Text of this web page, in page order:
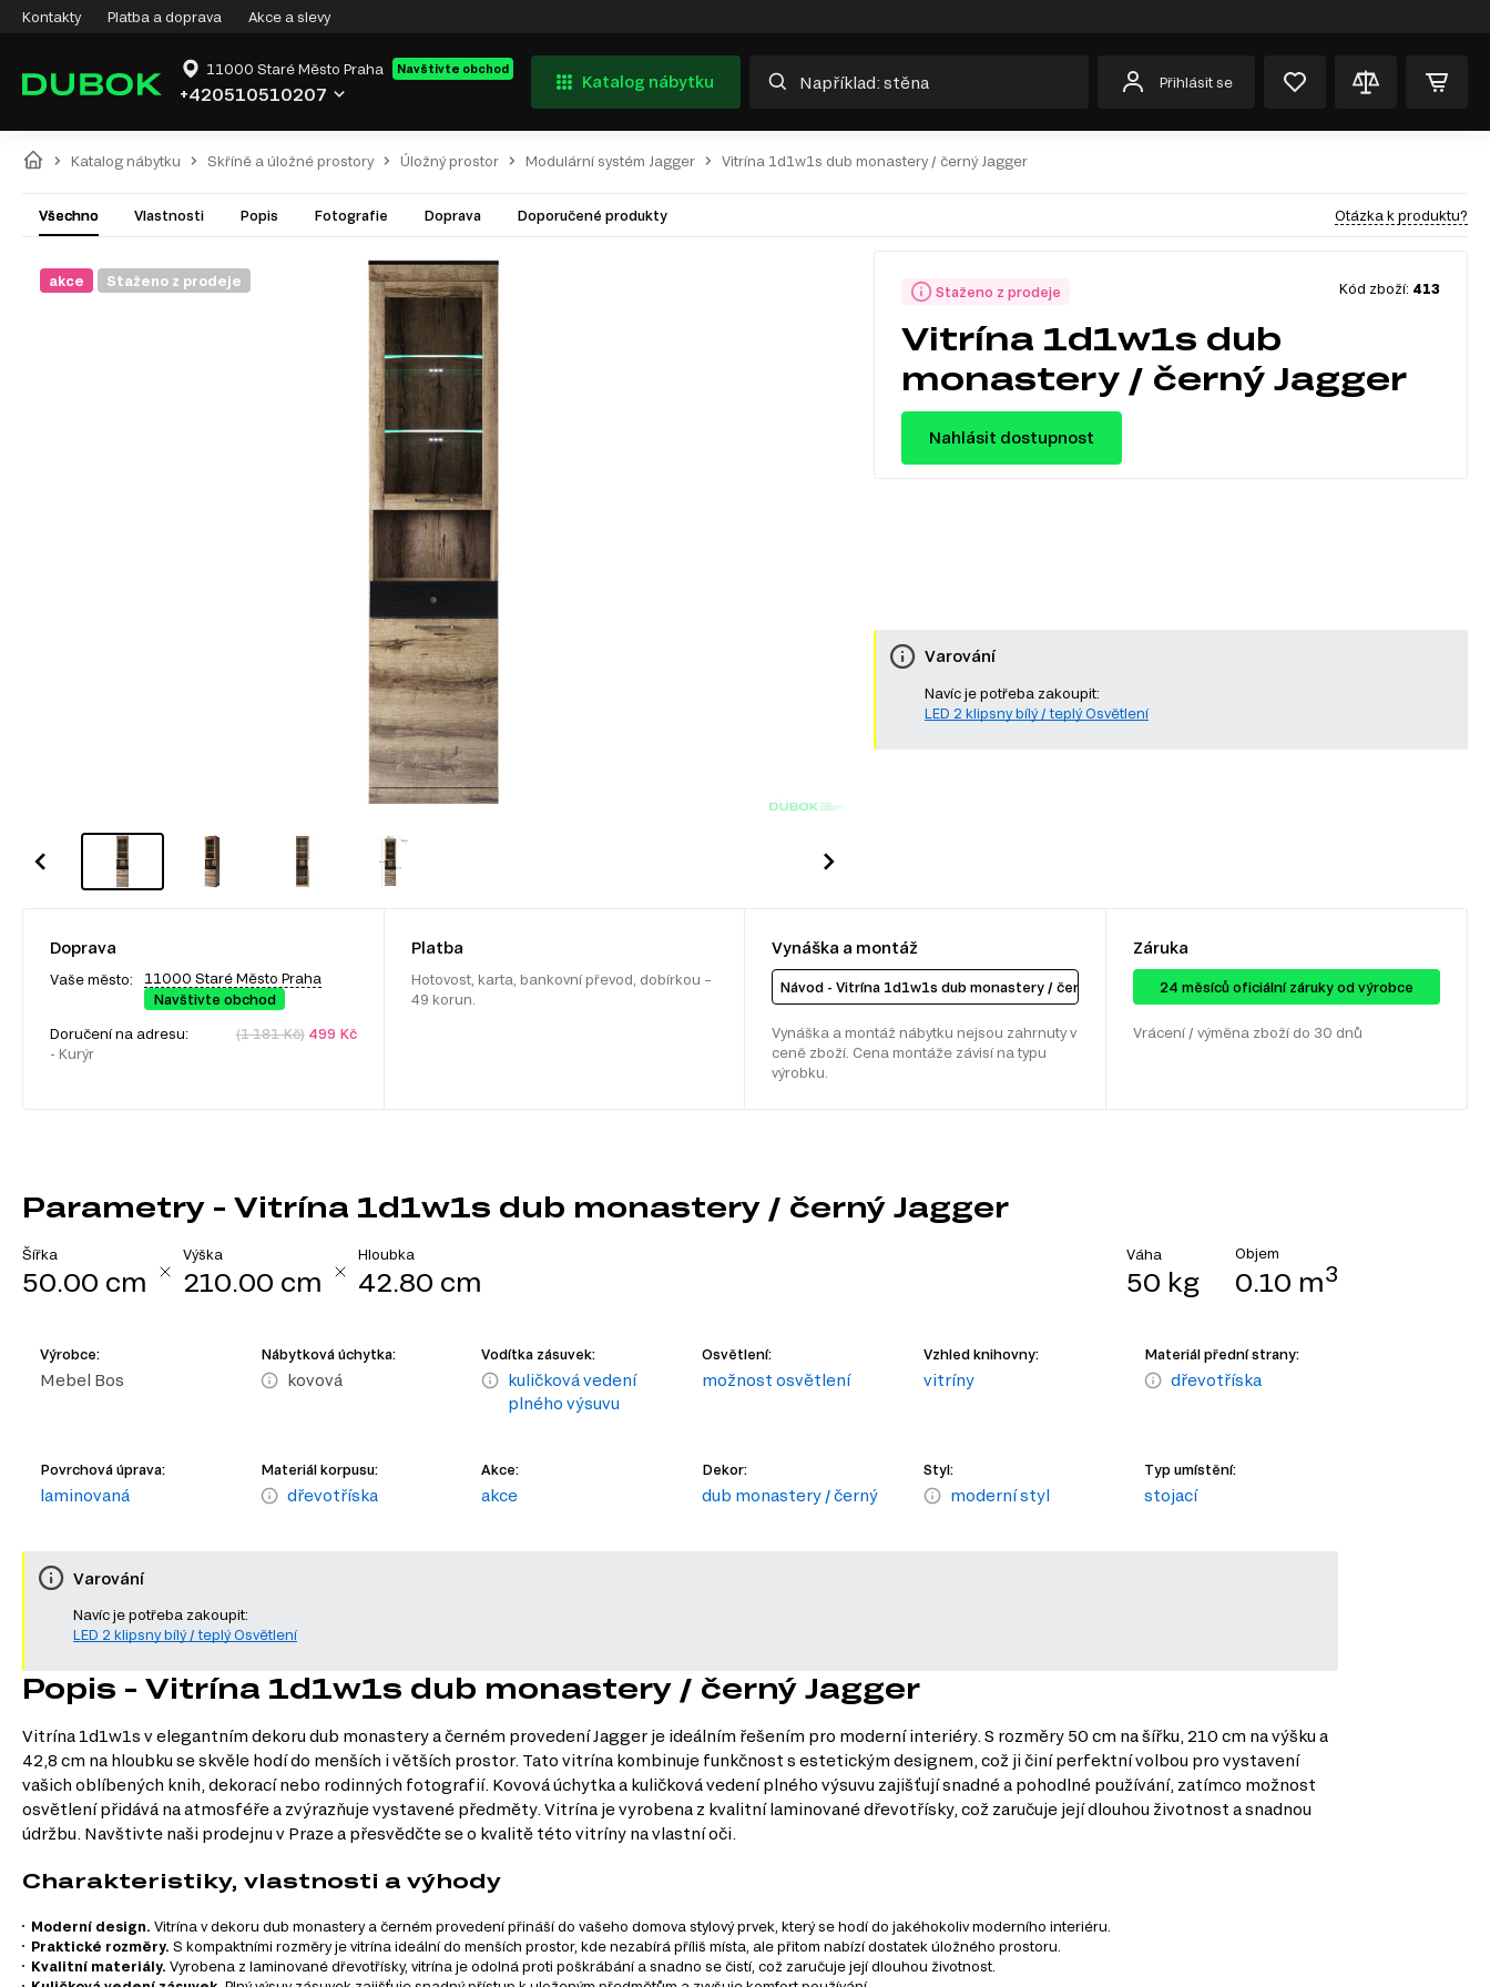
Kontakty Platba a doprava Akce a slevy
11000 Staré Město Praha Navštivte obchod
+420510510207
Katalog nábytku Přihlásit se
Katalog nábytku Skříně a úložné prostory Úložný prostor Modulární systém Jagger Vitrína 1d1w1s dub monastery / černý Jagger
Všechno Vlastnosti Popis Fotografie Doprava Doporučené produkty Otázka k produktu?
akce Staženo z prodeje
Staženo z prodeje Kód zboží: 413
Vitrína 1d1w1s dub
monastery / černý Jagger
Nahlásit dostupnost
Varování
Navíc je potřeba zakoupit:
LED 2 klipsny bílý / teplý Osvětlení
Doprava
Vaše město:
11000 Staré Město Praha
Navštivte obchod
Doručení na adresu:
- Kurýr
(1 181 Kč)499 Kč
Platba
Hotovost, karta, bankovní převod, dobírkou –
49 korun.
Vynáška a montáž
Návod - Vitrína 1d1w1s dub monastery / černý
Vynáška a montáž nábytku nejsou zahrnuty v
ceně zboží. Cena montáže závisí na typu
výrobku.
Záruka
24 ​​​​měsíců oficiální záruky od výrobce
Vrácení / výměna zboží do 30 dnů
Parametry - Vitrína 1d1w1s dub monastery / černý Jagger
Šířka
50.00 cm
Výška
210.00 cm
Hloubka
42.80 cm
Váha
50 kg
Objem
0.10 m3
Výrobce:
Mebel Bos
Nábytková úchytka:
kovová
Vodítka zásuvek:
kuličková vedení
plného výsuvu
Osvětlení:
možnost osvětlení
Vzhled knihovny:
vitríny
Materiál přední strany:
dřevotříska
Povrchová úprava:
laminovaná
Materiál korpusu:
dřevotříska
Akce:
akce
Dekor:
dub monastery / černý
Styl:
moderní styl
Typ umístění:
stojací
Varování
Navíc je potřeba zakoupit:
LED 2 klipsny bílý / teplý Osvětlení
Popis - Vitrína 1d1w1s dub monastery / černý Jagger
Vitrína 1d1w1s v elegantním dekoru dub monastery a černém provedení Jagger je ideálním řešením pro moderní interiéry. S rozměry 50 cm na šířku, 210 cm na výšku a
42,8 cm na hloubku se skvěle hodí do menších i větších prostor. Tato vitrína kombinuje funkčnost s estetickým designem, což ji činí perfektní volbou pro vystavení
vašich oblíbených knih, dekorací nebo rodinných fotografií. Kovová úchytka a kuličková vedení plného výsuvu zajišťují snadné a pohodlné používání, zatímco možnost
osvětlení přidává na atmosféře a zvýrazňuje vystavené předměty. Vitrína je vyrobena z kvalitní laminované dřevotřísky, což zaručuje její dlouhou životnost a snadnou
údržbu. Navštivte naši prodejnu v Praze a přesvědčte se o kvalitě této vitríny na vlastní oči.
Charakteristiky, vlastnosti a výhody
Moderní design. Vitrína v dekoru dub monastery a černém provedení přináší do vašeho domova stylový prvek, který se hodí do jakéhokoliv moderního interiéru.
Praktické rozměry. S kompaktními rozměry je vitrína ideální do menších prostor, kde nezabírá příliš místa, ale přitom nabízí dostatek úložného prostoru.
Kvalitní materiály. Vyrobena z laminované dřevotřísky, vitrína je odolná proti poškrábání a snadno se čistí, což zaručuje její dlouhou životnost.